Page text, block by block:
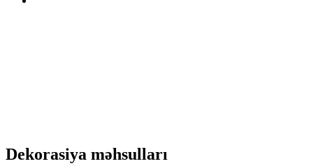
Dekorasiya məhsulları